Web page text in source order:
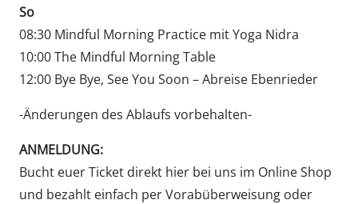
So
08:30 Mindful Morning Practice mit Yoga Nidra
10:00 The Mindful Morning Table
12:00 Bye Bye, See You Soon – Abreise Ebenrieder
-Änderungen des Ablaufs vorbehalten-
ANMELDUNG:
Bucht euer Ticket direkt hier bei uns im Online Shop
und bezahlt einfach per Vorabüberweisung oder